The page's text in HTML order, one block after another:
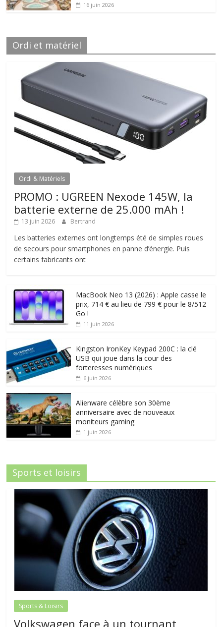
16 juin 2026
Ordi et matériel
Ordi & Matériels
PROMO : UGREEN Nexode 145W, la
batterie externe de 25.000 mAh !
13 juin 2026 Bertrand
Les batteries externes ont longtemps été de simples roues
de secours pour smartphones en panne d’énergie. Puis
certains fabricants ont
MacBook Neo 13 (2026) : Apple casse le
prix, 714 € au lieu de 799 € pour le 8/512
Go !
11 juin 2026
Kingston IronKey Keypad 200C : la clé
USB qui joue dans la cour des
forteresses numériques
6 juin 2026
Alienware célèbre son 30ème
anniversaire avec de nouveaux
moniteurs gaming
1 juin 2026
Sports et loisirs
Sports & Loisirs
Volkswagen face à un tournant